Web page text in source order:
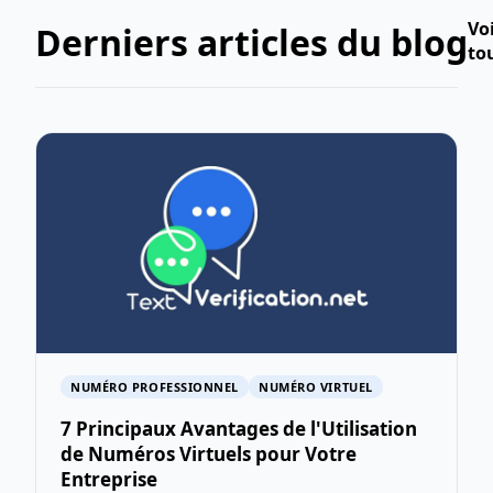
Derniers articles du blog
NUMÉRO PROFESSIONNEL NUMÉRO VIRTUEL
7 Principaux Avantages de l'Utilisation
de Numéros Virtuels pour Votre
Entreprise